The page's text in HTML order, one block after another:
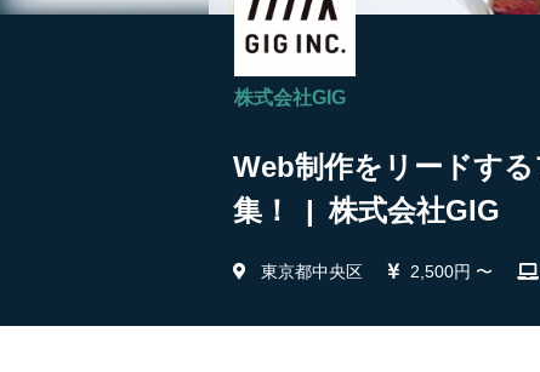
株式会社GIG
Web制作をリードす
集！ | 株式会社GIG
東京都中央区 2,500円 〜